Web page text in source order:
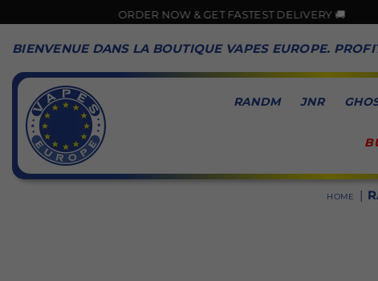
ORDER NOW & GET FASTEST DELIVERY 🚚
BIENVENUE DANS LA BOUTIQUE VAPES EUROPE.
VAPES
EUROPE
RANDM JNR
HOME |